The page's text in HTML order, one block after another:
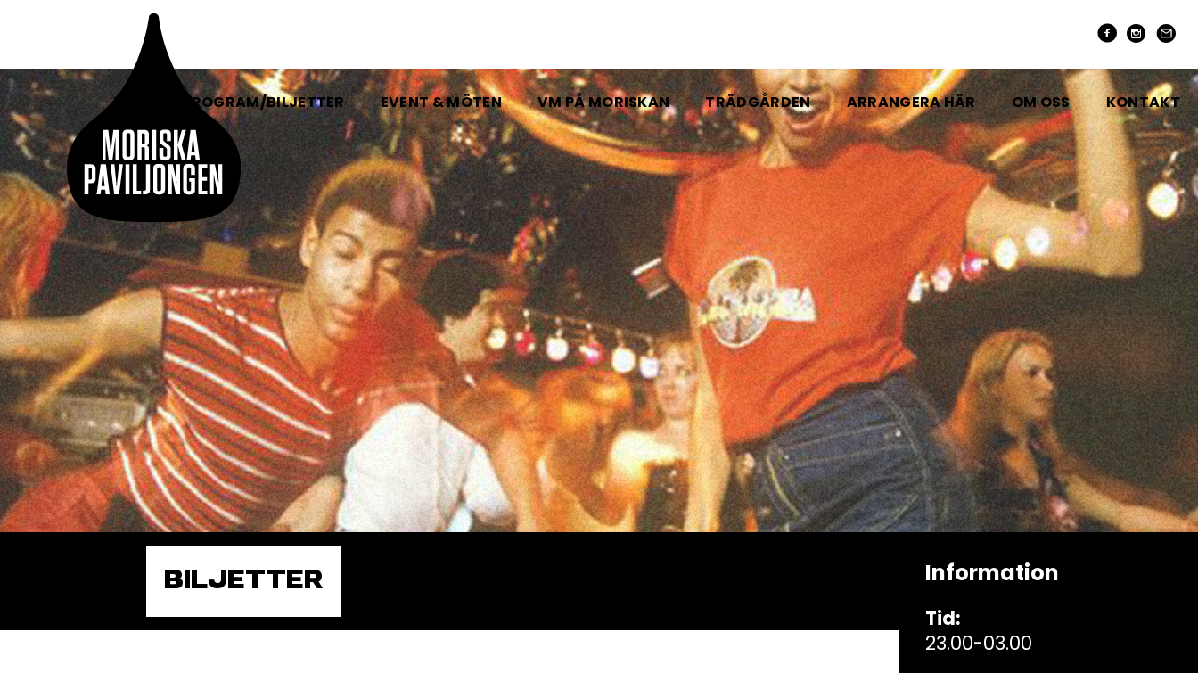
HEM PROGRAM/BILJETTER EVENT & MÖTEN VM PÅ MORISKAN TRÄDGÅRDEN ARRANGERA HÄR OM OSS KONTAKT
BILJETTER Information
Tid:
23.00-03.00